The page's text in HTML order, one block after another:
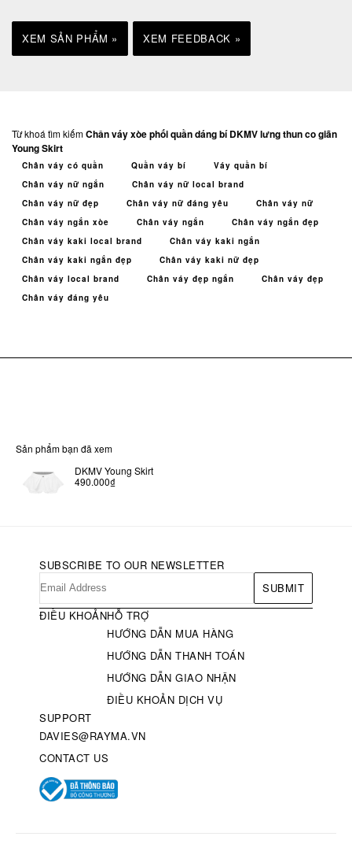
XEM SẢN PHẨM » XEM FEEDBACK »
Từ khoá tìm kiếmChân váy xòe phối quần dáng bí DKMV lưng thun co giãn
Young Skirt
Chân váy có quần Quần váy bí
Váy quần bí
Chân váy nữ ngắn
Chân váy nữ local brand
Chân váy nữ đẹp
Chân váy nữ đáng yêu
Chân váy nữ
Chân váy ngắn xòe
Chân váy ngắn
Chân váy ngắn đẹp
Chân váy kaki local brand
Chân váy kaki ngắn
Chân váy kaki ngắn đẹp
Chân váy kaki nữ đẹp
Chân váy local brand
Chân váy đẹp ngắn
Chân váy đẹp
Chân váy đáng yêu
Sản phẩm bạn đã xem
DKMV Young Skirt
490.000₫
SUBSCRIBE TO OUR NEWSLETTER
SUBMIT
ĐIỀU KHOẢNHỖ TRỢ
HƯỚNG DẪN MUA HÀNG
HƯỚNG DẪN THANH TOÁN
HƯỚNG DẪN GIAO NHẬN
ĐIỀU KHOẢN DỊCH VỤ
SUPPORT
DAVIES@RAYMA.VN
CONTACT US